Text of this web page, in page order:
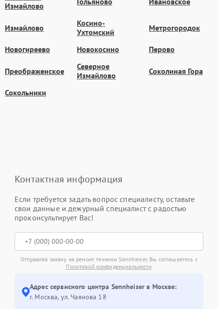
Измайлово
Измайлово
Косино-
Ухтомский
Метрогородок
Новогиреево Новокосино Перово
Преображенское
Северное
Измайлово
Соколиная Гора
Сокольники
Контактная информация
Если требуется задать вопрос специалисту, оставьте
свои данные и дежурный специалист с радостью
проконсультирует Вас!
Отправляя заявку на ремонт техники Sennheiser, Вы соглашаетесь с
Политикой конфиденциальности
Адрес сервисного центра Sennheiser в Москве:
г. Москва, ул. Чаянова 18